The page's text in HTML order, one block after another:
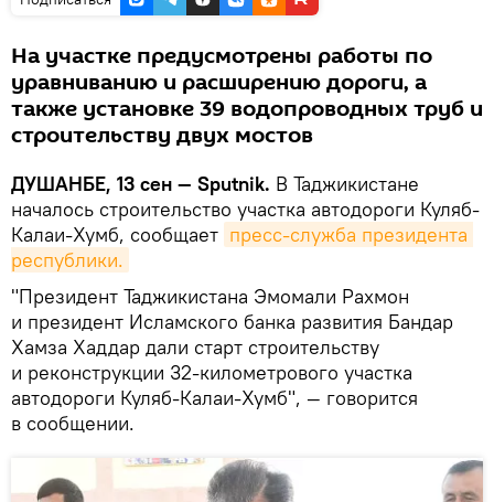
На участке предусмотрены работы по
уравниванию и расширению дороги, а
также установке 39 водопроводных труб и
строительству двух мостов
ДУШАНБЕ, 13 сен — Sputnik. В Таджикистане
началось строительство участка автодороги Куляб-
Калаи-Хумб, сообщает пресс-служба президента
республики.
"Президент Таджикистана Эмомали Рахмон
и президент Исламского банка развития Бандар
Хамза Хаддар дали старт строительству
и реконструкции 32-километрового участка
автодороги Куляб-Калаи-Хумб", — говорится
в сообщении.